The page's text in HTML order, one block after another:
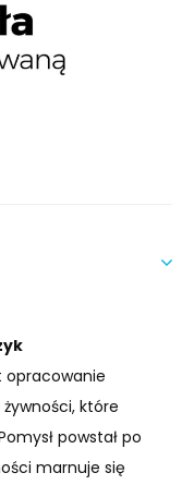
które
powstał po
marnuje się